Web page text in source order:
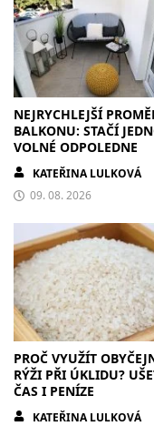
NEJRYCHLEJŠÍ
BALKONU: STAČÍ
VOLNÉ ODPOLEDNE
KATEŘINA LULKOVÁ
09. 08. 2026
PROČ VYUŽÍT
RÝŽI PŘI ÚKLIDU?
ČAS I PENÍZE
KATEŘINA LULKOVÁ